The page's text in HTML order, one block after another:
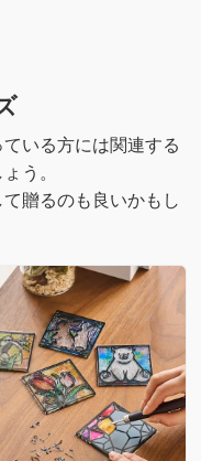
いる方には関連する
う。
贈るのも良いかもし